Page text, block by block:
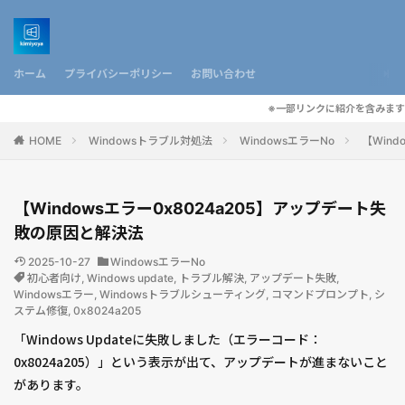
ホーム プライバシーポリシー お問い合わせ
※一部リンクに紹介を含みます
HOME Windowsトラブル対処法 WindowsエラーNo 【
【Windowsエラー0x8024a205】アップデート失
敗の原因と解決法
2025-10-27
WindowsエラーNo
初心者向け, Windows update, トラブル解決, アップデート失敗,
Windowsエラー, Windowsトラブルシューティング, コマンドプロンプト, シ
ステム修復, 0x8024a205
「Windows Updateに失敗しました（エラーコード：
0x8024a205）」という表示が出て、アップデートが進まないこと
があります。